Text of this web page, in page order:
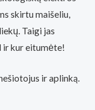
skirtu maišeliu,
Taigi jas
ir kur eitumėte!
ir aplinką.